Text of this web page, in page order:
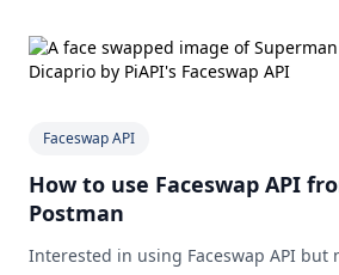
Faceswap API
How to use Faceswap API
Postman
Interested in using Faceswap API but